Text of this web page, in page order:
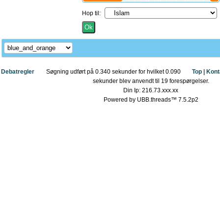
Hop til:
Debatregler Top |
Søgning udført på 0.340 sekunder for hvilket 0.090
sekunder blev anvendt til 19 forespørgelser.
Din Ip: 216.73.xxx.xx
Powered by UBB.threads™ 7.5.2p2